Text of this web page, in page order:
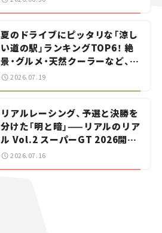
夏のドライブにピッタリな「涼し
い道の駅」ランキングTOP6！ 絶
景・グルメ・天然クーラーなど、避
暑におすすめのスポットを紹介
2026.07.19
リアルレーシング、予選と決勝を
分けた「明と暗」——リアルのリア
ル Vol.2 スーパーGT 2026開幕
戦 岡山国際サーキット
2026.07.16